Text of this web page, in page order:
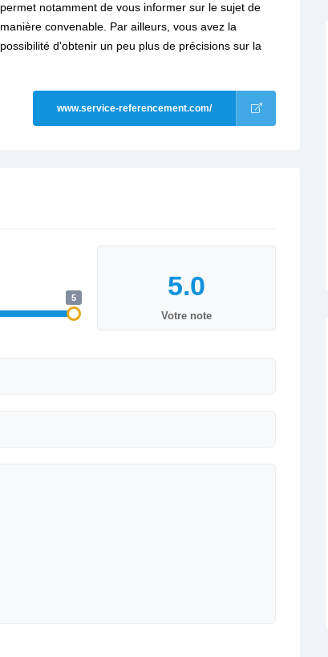
permet notamment de vous informer sur le sujet de
manière convenable. Par ailleurs, vous avez la
possibilité d'obtenir un peu plus de précisions sur la
www.service-referencement.com/
5
Votre note